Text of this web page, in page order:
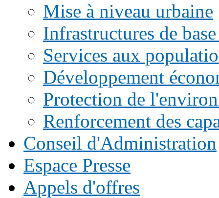
Mise à niveau urbaine
Infrastructures de
Services aux
Développement
Protection de
Renforcement des
Conseil d'Administration
Espace Presse
Appels d'offres